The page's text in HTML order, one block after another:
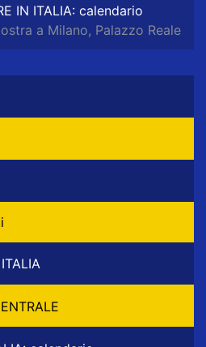
IN ITALIA: calendario
a Milano, Palazzo Reale
CENTRALE